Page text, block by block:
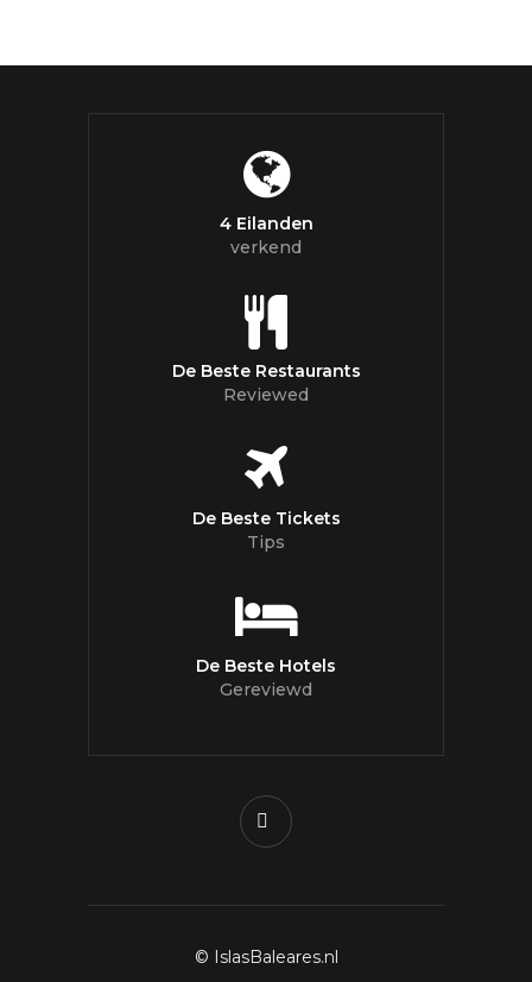
4 Eilanden
verkend
De Beste Restaurants
Reviewed
De Beste Tickets
Tips
De Beste Hotels
Gereviewd
© IslasBaleares.nl